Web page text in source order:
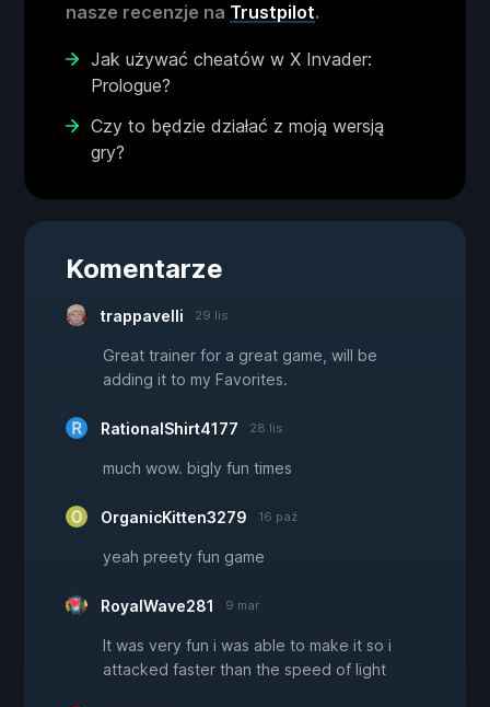
nasze recenzje na Trustpilot.
Jak używać cheatów w X Invader:
Prologue?
Czy to będzie działać z moją wersją
gry?
Komentarze
trappavelli 29 lis
Great trainer for a great game, will be
adding it to my Favorites.
RationalShirt4177 28 lis
much wow. bigly fun times
OrganicKitten3279 16 paź
yeah preety fun game
RoyalWave281 9 mar
It was very fun i was able to make it so i
attacked faster than the speed of light